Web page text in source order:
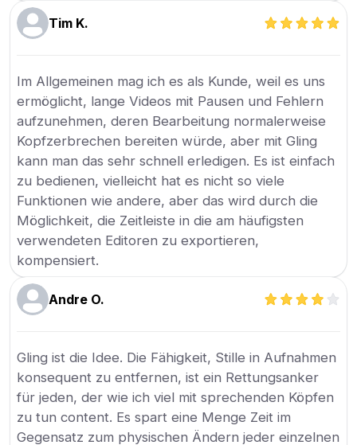
Tim K.
Im Allgemeinen mag ich es als Kunde, weil es uns
ermöglicht, lange Videos mit Pausen und Fehlern
aufzunehmen, deren Bearbeitung normalerweise
Kopfzerbrechen bereiten würde, aber mit Gling
kann man das sehr schnell erledigen. Es ist einfach
zu bedienen, vielleicht hat es nicht so viele
Funktionen wie andere, aber das wird durch die
Möglichkeit, die Zeitleiste in die am häufigsten
verwendeten Editoren zu exportieren,
kompensiert.
Andre O.
Gling ist die Idee. Die Fähigkeit, Stille in Aufnahmen
konsequent zu entfernen, ist ein Rettungsanker
für jeden, der wie ich viel mit sprechenden Köpfen
zu tun content. Es spart eine Menge Zeit im
Gegensatz zum physischen Ändern jeder einzelnen